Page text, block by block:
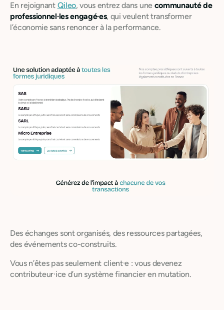
En rejoignant Qileo, vous entrez dans une communauté de
professionnel·les engagé·es, qui veulent transformer
l’économie sans renoncer à la performance.
Des échanges sont organisés, des ressources partagées,
des événements co-construits.
Vous n’êtes pas seulement client·e : vous devenez
contributeur·ice d’un système financier en mutation.